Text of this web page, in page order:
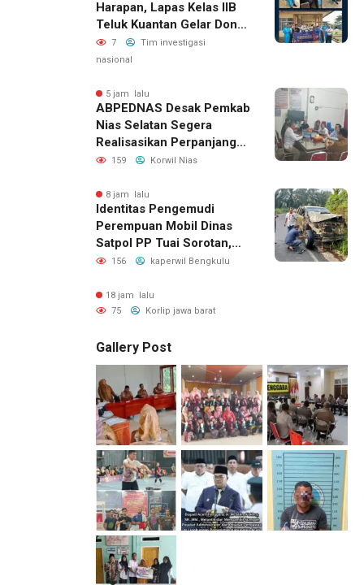
Harapan, Lapas Kelas IIB
Teluk Kuantan Gelar Donor
Darah
7
Tim investigasi
nasional
5 jam lalu
ABPEDNAS Desak Pemkab
Nias Selatan Segera
Realisasikan Perpanjangan
Masa Jabatan BPD, Soroti
Kesejahteraan Anggota
159 Korwil Nias
8 jam lalu
Identitas Pengemudi
Perempuan Mobil Dinas
Satpol PP Tuai Sorotan,
Publik Pertanyakan Izin
156 kaperwil Bengkulu
18 jam lalu
75
Korlip jawa barat
Gallery Post